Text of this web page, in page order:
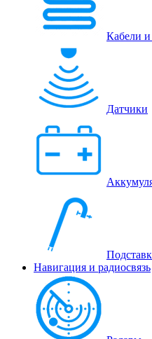
Кабели
Датчики
Навигация и радиосвязь